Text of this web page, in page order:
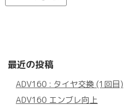
最近の投稿
ADV160 : タイヤ交換 (1回目)
ADV160 エンブレ向上